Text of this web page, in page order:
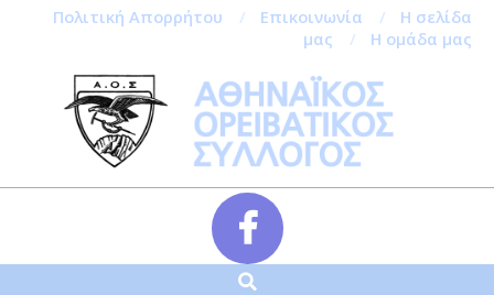
Πολιτική Απορρήτου Επικοινωνία
Η σελίδα
μας
Η ομάδα μας
Αναζήτηση